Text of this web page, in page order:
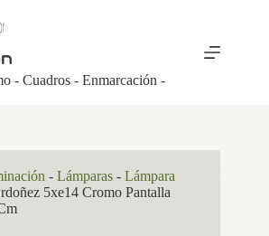
- Cuadros - Enmarcación -
- Lámparas - Lámpara
5xe14 Cromo Pantalla